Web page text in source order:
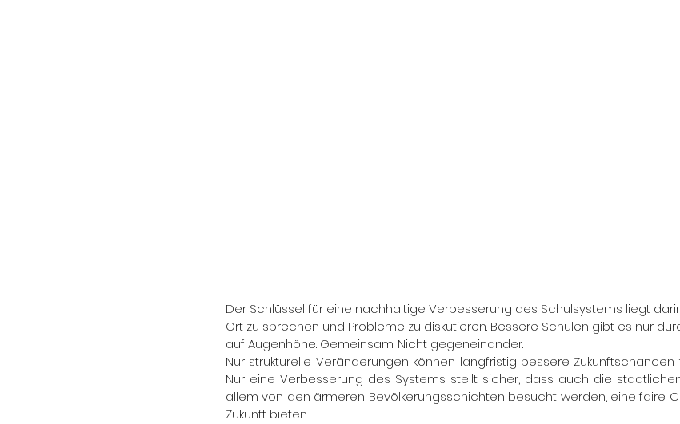
Der Schlüssel für eine nachhaltige Verbesserung des Schulsystems liegt
Ort zu sprechen und Probleme zu diskutieren. Bessere Schulen gibt es nur
auf Augenhöhe. Gemeinsam. Nicht gegeneinander.
Nur strukturelle Veränderungen können langfristig bessere
Nur eine Verbesserung des Systems stellt sicher, dass auch die
allem von den ärmeren Bevölkerungsschichten besucht werden, eine faire
Zukunft bieten.